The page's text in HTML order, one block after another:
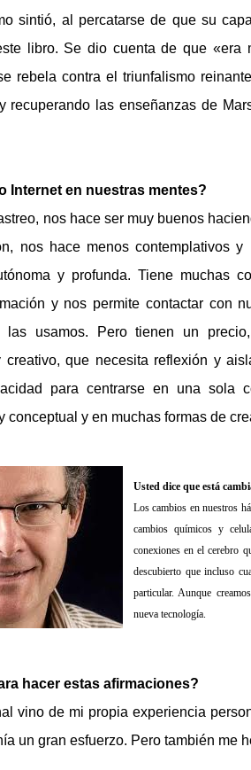
sintió, al percatarse de que su
libro. Se dio cuenta de que
rebela contra el triunfalismo
recuperando las enseñanzas de
Internet en nuestras mentes?
nos hace ser muy buenos
nos hace menos contemplativos
y profunda. Tiene muchas
y nos permite contactar con
las usamos. Pero tienen un
creativo, que necesita reflexión y
para centrarse en una
conceptual y en muchas formas de
Usted dice que está
Los cambios en nuestros
cambios químicos y
conexiones en el cerebro
descubierto que incluso
particular. Aunque
nueva tecnología.
hacer estas afirmaciones?
vino de mi propia experiencia
un gran esfuerzo. Pero también me